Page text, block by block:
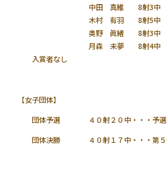
中田 真維 8射3中
木村 有羽 8射5中
奥野 眞緒 8射3中
月森 未夢 8射4中
入賞者なし
【女子団体】
団体予選 ４０射２０中・・・予選
団体決勝 ４０射１７中・・・第５